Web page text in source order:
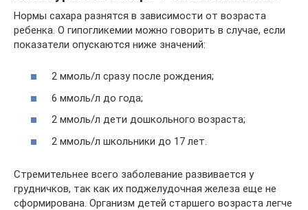
Нормы сахара разнятся в зависимости от возраста
ребенка. О гипогликемии можно говорить в случае, если
показатели опускаются ниже значений:
2 ммоль/л сразу после рождения;
6 ммоль/л до года;
2 ммоль/л дети дошкольного возраста;
2 ммоль/л школьники до 17 лет.
Стремительнее всего заболевание развивается у
грудничков, так как их поджелудочная железа еще не
сформирована. Организм детей старшего возраста легче